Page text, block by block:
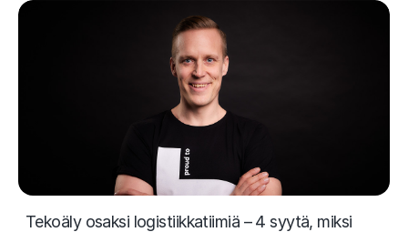
Tekoäly osaksi logistiikkatiimiä – 4 syytä, miksi